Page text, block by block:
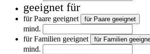
geeignet für
für Paare geeignet für Paare geeignet
mind.
für Familien geeignet
für Familien
mind.